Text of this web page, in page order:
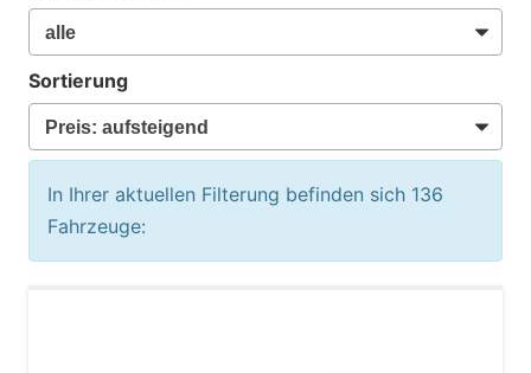
Sortierung
In Ihrer aktuellen Filterung befinden sich 136
Fahrzeuge: